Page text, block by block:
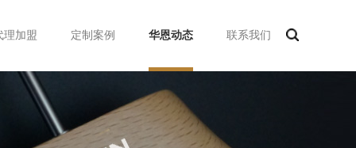
理加盟 定制案例 华恩动态 联系我们